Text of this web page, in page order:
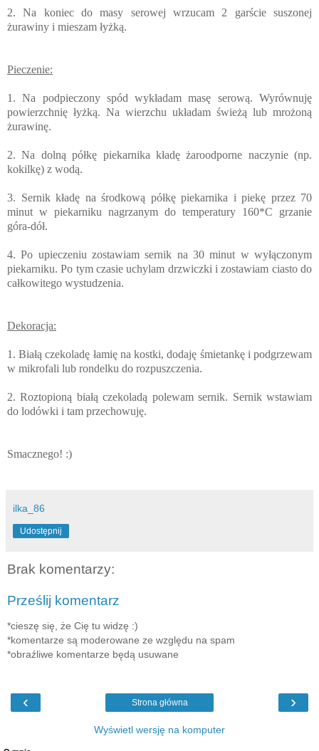
2. Na koniec do masy serowej wrzucam 2 garście suszonej
żurawiny i mieszam łyżką.
Pieczenie:
1. Na podpieczony spód wykładam masę serową. Wyrównuję
powierzchnię łyżką. Na wierzchu układam świeżą lub mrożoną
żurawinę.
2. Na dolną półkę piekarnika kładę żaroodporne naczynie (np.
kokilkę) z wodą.
3. Sernik kładę na środkową półkę piekarnika i piekę przez 70
minut w piekarniku nagrzanym do temperatury 160*C grzanie
góra-dół.
4. Po upieczeniu zostawiam sernik na 30 minut w wyłączonym
piekarniku. Po tym czasie uchylam drzwiczki i zostawiam ciasto do
całkowitego wystudzenia.
Dekoracja:
1. Białą czekoladę łamię na kostki, dodaję śmietankę i podgrzewam
w mikrofali lub rondelku do rozpuszczenia.
2. Roztopioną białą czekoladą polewam sernik. Sernik wstawiam
do lodówki i tam przechowuję.
Smacznego! :)
ilka_86
Udostępnij
Brak komentarzy:
Prześlij komentarz
*cieszę się, że Cię tu widzę :)
*komentarze są moderowane ze względu na spam
*obraźliwe komentarze będą usuwane
‹ ›
Strona główna
Wyświetl wersję na komputer